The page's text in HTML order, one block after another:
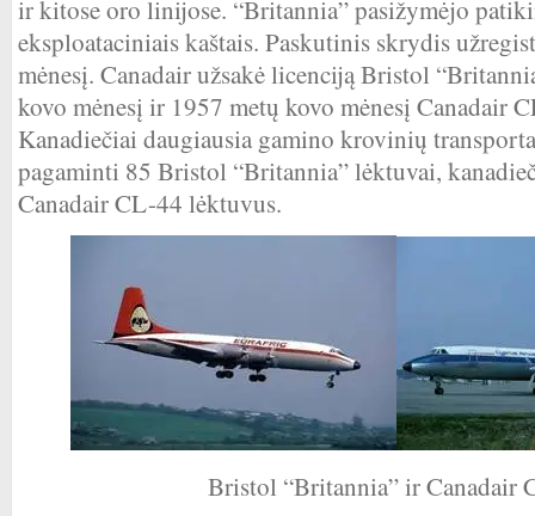
ir kitose oro linijose. “Britannia” pasižymėjo
eksploataciniais kaštais. Paskutinis skrydis
mėnesį. Canadair užsakė licenciją Bristol
kovo mėnesį ir 1957 metų kovo mėnesį Canadair
Kanadiečiai daugiausia gamino krovinių
pagaminti 85 Bristol “Britannia” lėktuvai,
Canadair CL-44 lėktuvus.
Bristol “Britannia” ir Canadair